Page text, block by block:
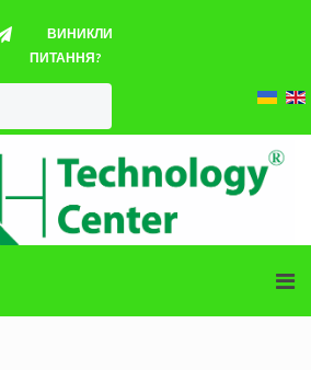
ВИНИКЛИ
ПИТАННЯ?